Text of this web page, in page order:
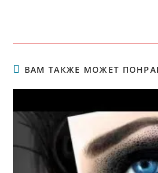
ВАМ ТАКЖЕ МОЖЕТ